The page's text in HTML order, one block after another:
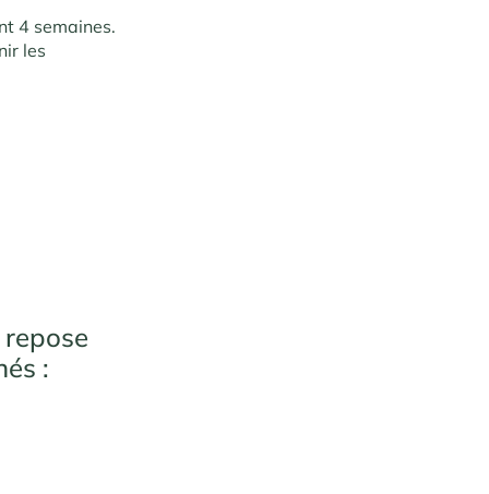
4 semaines.
les
repose
: